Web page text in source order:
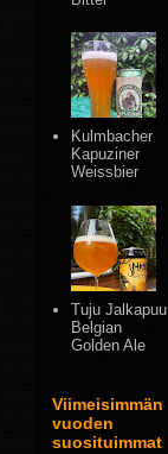
Kulmbacher
Kapuziner
Weissbier
Tuju Jalkapuu
Belgian
Golden Ale
Viimeisimmän
vuoden
suosituimmat